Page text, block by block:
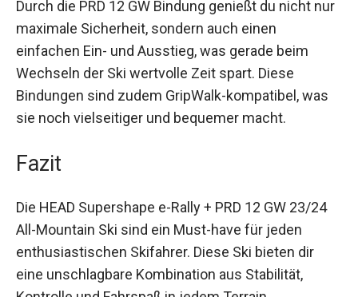
Durch die PRD 12 GW Bindung genießt du nicht
nur maximale Sicherheit, sondern auch einen
einfachen Ein- und Ausstieg, was gerade beim
Wechseln der Ski wertvolle Zeit spart. Diese
Bindungen sind zudem GripWalk-kompatibel, was
sie noch vielseitiger und bequemer macht.
Fazit
Die HEAD Supershape e-Rally + PRD 12 GW 23/24
All-Mountain Ski sind ein Must-have für jeden
enthusiastischen Skifahrer. Diese Ski bieten dir
eine unschlagbare Kombination aus Stabilität,